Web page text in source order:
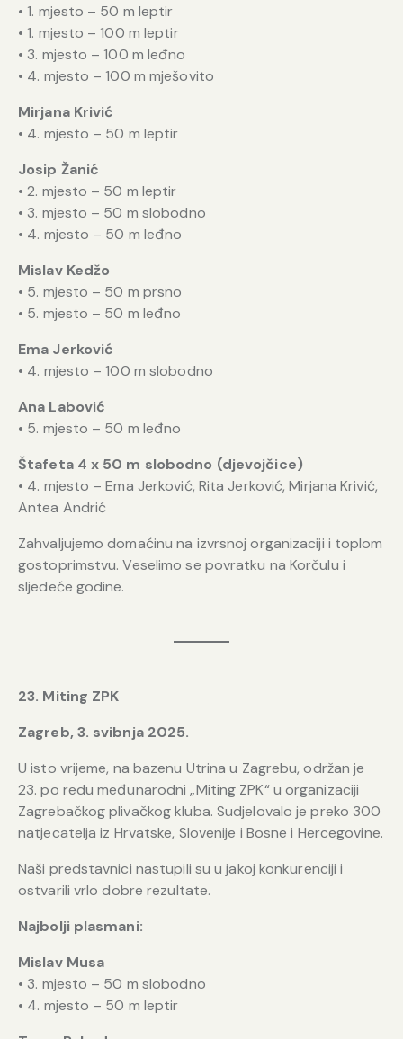
• 1. mjesto – 50 m leptir
• 1. mjesto – 100 m leptir
• 3. mjesto – 100 m leđno
• 4. mjesto – 100 m mješovito
Mirjana Krivić
• 4. mjesto – 50 m leptir
Josip Žanić
• 2. mjesto – 50 m leptir
• 3. mjesto – 50 m slobodno
• 4. mjesto – 50 m leđno
Mislav Kedžo
• 5. mjesto – 50 m prsno
• 5. mjesto – 50 m leđno
Ema Jerković
• 4. mjesto – 100 m slobodno
Ana Labović
• 5. mjesto – 50 m leđno
Štafeta 4 x 50 m slobodno (djevojčice)
• 4. mjesto – Ema Jerković, Rita Jerković, Mirjana Krivić,
Antea Andrić
Zahvaljujemo domaćinu na izvrsnoj organizaciji i toplom
gostoprimstvu. Veselimo se povratku na Korčulu i
sljedeće godine.
23. Miting ZPK
Zagreb, 3. svibnja 2025.
U isto vrijeme, na bazenu Utrina u Zagrebu, održan je
23. po redu međunarodni „Miting ZPK“ u organizaciji
Zagrebačkog plivačkog kluba. Sudjelovalo je preko 300
natjecatelja iz Hrvatske, Slovenije i Bosne i Hercegovine.
Naši predstavnici nastupili su u jakoj konkurenciji i
ostvarili vrlo dobre rezultate.
Najbolji plasmani:
Mislav Musa
• 3. mjesto – 50 m slobodno
• 4. mjesto – 50 m leptir